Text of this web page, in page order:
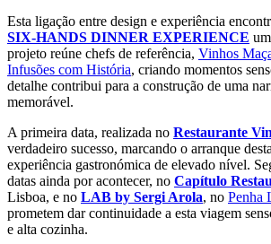
Esta ligação entre design e experiência
SIX-HANDS DINNER EXPERIENCE
projeto reúne chefs de referência, Vinhos
Infusões com História, criando momentos
detalhe contribui para a construção de uma
memorável.
A primeira data, realizada no Restaurante
verdadeiro sucesso, marcando o arranque
experiência gastronómica de elevado nível.
datas ainda por acontecer, no Capítulo
Lisboa, e no LAB by Sergi Arola, no Penha
prometem dar continuidade a esta viagem
e alta cozinha.